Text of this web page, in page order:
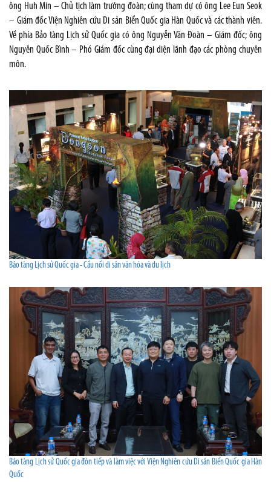
ông Huh Min – Chủ tịch làm trưởng đoàn; cùng tham dự có ông Lee Eun Seok
– Giám đốc Viện Nghiên cứu Di sản Biển Quốc gia Hàn Quốc và các thành viên.
Về phía Bảo tàng Lịch sử Quốc gia có ông Nguyễn Văn Đoàn – Giám đốc; ông
Nguyễn Quốc Bình – Phó Giám đốc cùng đại diện lãnh đạo các phòng chuyên
môn.
Bảo tàng Lịch sử Quốc gia - Cầu nối di sản văn hóa và du lịch
Bảo tàng Lịch sử Quốc gia đón tiếp và làm việc với Viện Nghiên cứu Di sản Biển Quốc gia Hàn
Quốc